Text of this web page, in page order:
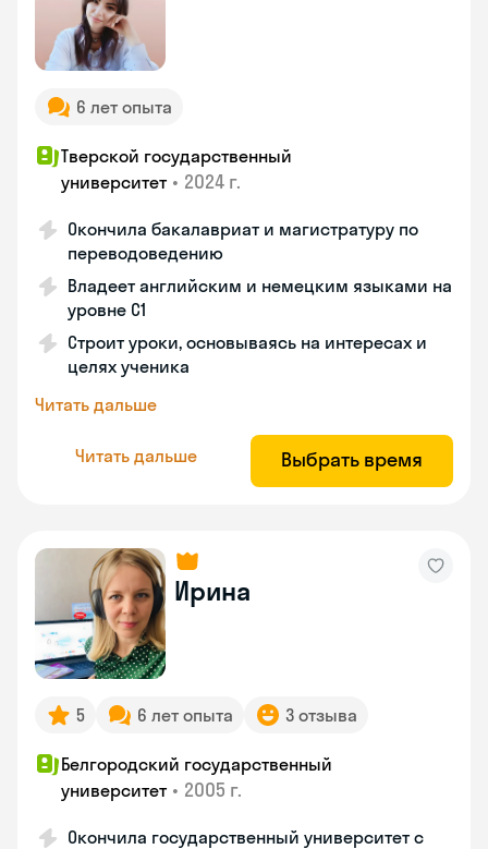
6 лет опыта
Тверской государственный
университет • 2024 г.
Окончила бакалавриат и магистратуру по
переводоведению
Владеет английским и немецким языками на
уровне C1
Строит уроки, основываясь на интересах и
целях ученика
Читать дальше
Читать дальше Выбрать время
Ирина
5 6 лет опыта 3 отзыва
Белгородский государственный
университет • 2005 г.
Окончила государственный университет с